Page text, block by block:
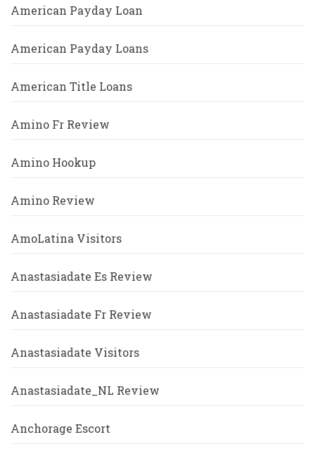
American Payday Loan
American Payday Loans
American Title Loans
Amino Fr Review
Amino Hookup
Amino Review
AmoLatina Visitors
Anastasiadate Es Review
Anastasiadate Fr Review
Anastasiadate Visitors
Anastasiadate_NL Review
Anchorage Escort